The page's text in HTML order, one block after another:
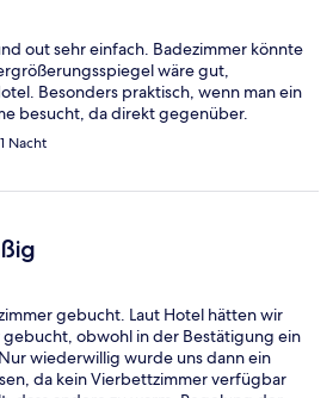
out sehr einfach. Badezimmer könnte
wäre gut,
Besonders praktisch, wenn man ein
besucht, da direkt gegenüber.
Nacht
gebucht. Laut Hotel hätten wir
obwohl in der Bestätigung ein
wiederwillig wurde uns dann ein
da kein Vierbettzimmer verfügbar